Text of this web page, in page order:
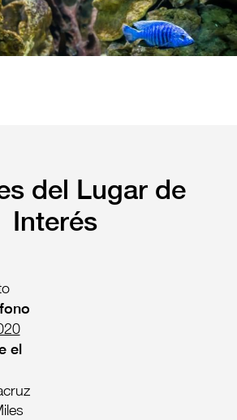
Pachuca
del Lugar de
Interés
el